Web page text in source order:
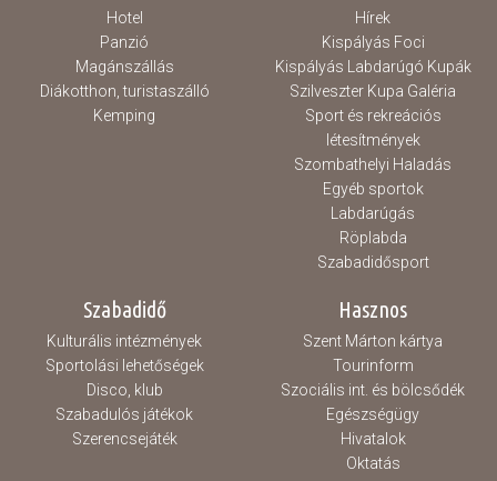
Hotel
Panzió
Magánszállás
Diákotthon, turistaszálló
Kemping
Hírek
Kispályás Foci
Kispályás Labdarúgó Kupák
Szilveszter Kupa Galéria
Sport és rekreációs
létesítmények
Szombathelyi Haladás
Egyéb sportok
Labdarúgás
Röplabda
Szabadidősport
Szabadidő
Kulturális intézmények
Sportolási lehetőségek
Disco, klub
Szabadulós játékok
Szerencsejáték
Hasznos
Szent Márton kártya
Tourinform
Szociális int. és bölcsődék
Egészségügy
Hivatalok
Oktatás